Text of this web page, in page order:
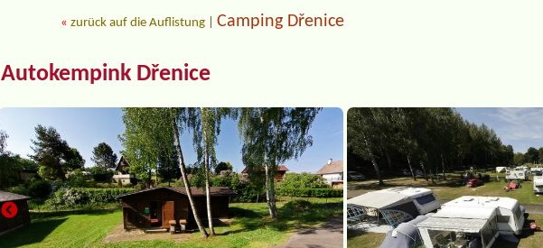
«zurück auf die Auflistung |Camping Dřenice
Autokempink Dřenice